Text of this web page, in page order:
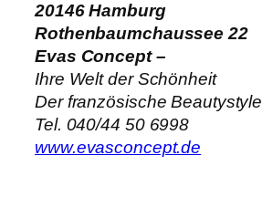
20146 Hamburg
Rothenbaumchaussee 22
Evas Concept –
Ihre Welt der Schönheit
Der französische Beautystyle
Tel. 040/44 50 6998
www.evasconcept.de